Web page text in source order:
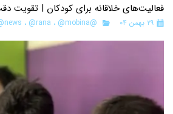
فعالیت‌های خلاقانه برای کودکان | تقویت
۲۹ بهمن ۰۴ @pishyek ، @rana ، @mobina